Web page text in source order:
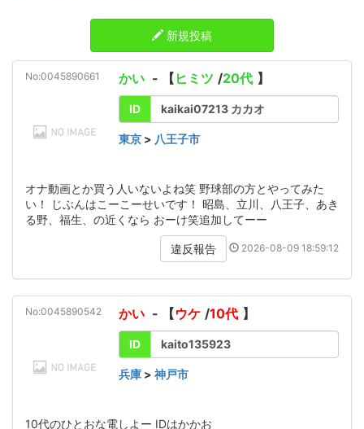
新規投稿
No:0045890661 かい - 【 ヒミツ /20代 】
ID kaikai07213 カカオ
東京 > 八王子市
オナ動画とか買う人いないよね笑 野球部の方とやってみた
い！ じぶんはこーこーせいです！ 昭島、立川、八王子、あき
る野、福生、の近くなら おーけ笑追加してーー
違反報告 2026-08-09 18:59:12
No:0045890542 かい - 【ウケ /10代 】
ID kaito135923
兵庫 > 神戸市
10代のひとおな電しよー IDはかかお